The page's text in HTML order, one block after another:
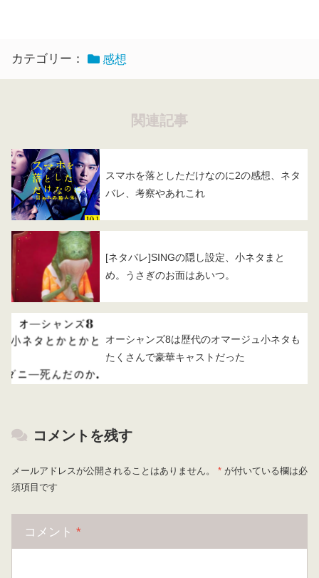
カテゴリー： 感想
関連記事
スマホを落としただけなのに2の感想、ネタ
バレ、考察やあれこれ
[ネタバレ]SINGの隠し設定、小ネタまと
め。うさぎのお面はあいつ。
オーシャンズ8は歴代のオマージュ小ネタも
たくさんで豪華キャストだった
コメントを残す
メールアドレスが公開されることはありません。 * が付いている欄は必
須項目です
コメント *